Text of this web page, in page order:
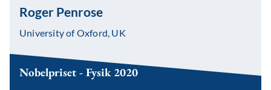
Roger Penrose
University of Oxford, UK
Nobelpriset - Fysik 2020